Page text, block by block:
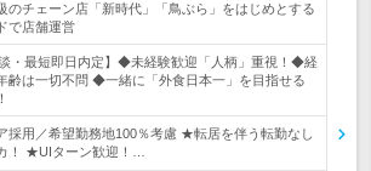
チェーン店「新時代」「鳥ぶら」をはじめとする
で店舗運営
・最短即日内定】◆未経験歓迎「人柄」重視！◆経
齢は一切不問 ◆一緒に「外食日本一」を目指せる
採用／希望勤務地100％考慮 ★転居を伴う転勤なし
！ ★UIターン歓迎！…